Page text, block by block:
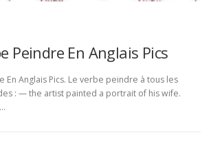
Peindre En Anglais Pics
En Anglais Pics. Le verbe peindre à tous les
: — the artist painted a portrait of his wife.